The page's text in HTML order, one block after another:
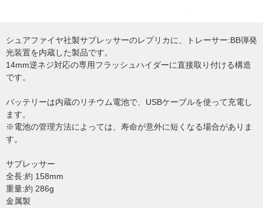
シュアファイヤ社製サプレッサーのレプリカに、トレーサー:BB弾発
光装置を内蔵した製品です。
14mm逆ネジ対応の専用フラッシュハイダーに直接取り付ける構造
です。
バッテリーは内蔵のリチウム電池で、USBケーブルを使って充電し
ます。
※電池の管理方法によっては、寿命が意外に短くなる場合がありま
す。
サプレッサー
全長:約 158mm
重量:約 286g
金属製